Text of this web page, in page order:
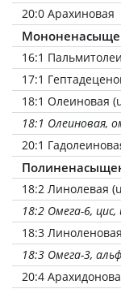
20:0 Арахиновая
16:1
17:1
18:1 Олеиновая
18:1 Олеиновая,
20:1
18:2 Линолевая
18:2 Омега-6, цис,
18:3
18:3 Омега-3,
20:4